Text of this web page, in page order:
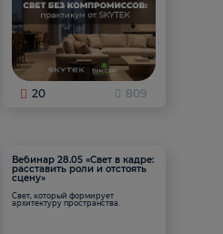
20 809
Вебинар 28.05 «Свет в кадре:
расставить роли и отстоять
сцену»
Свет, который формирует
архитектуру пространства.